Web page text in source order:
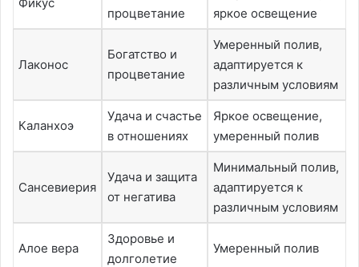
процветание
яркое освещение
Лаконос
Богатство и
процветание
Умеренный полив,
адаптируется к
различным условиям
Каланхоэ
Удача и счастье
в отношениях
Яркое освещение,
умеренный полив
Сансевиерия
Удача и защита
от негатива
Минимальный полив,
адаптируется к
различным условиям
Алое вера
Здоровье и
долголетие
Умеренный полив